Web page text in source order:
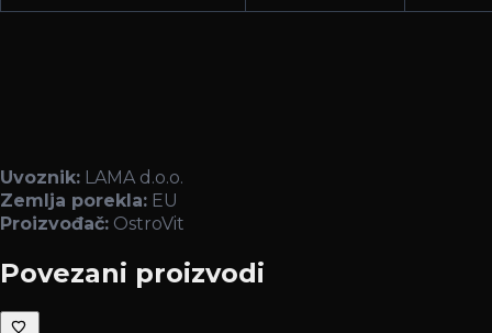
Uvoznik: LAMA d.o.o.
Zemlja porekla: EU
Proizvođač: OstroVit
Povezani proizvodi